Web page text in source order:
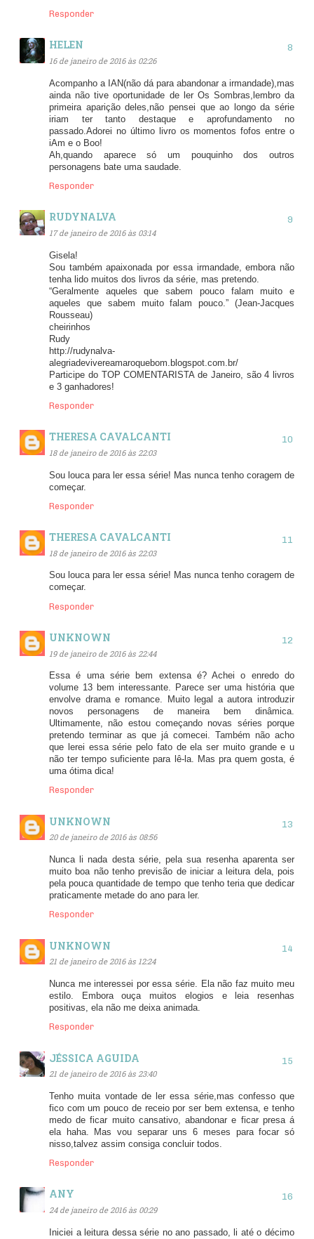
Responder
HELEN
16 de janeiro de 2016 às 02:26
Acompanho a IAN(não dá para abandonar a irmandade),mas
ainda não tive oportunidade de ler Os Sombras,lembro da
primeira aparição deles,não pensei que ao longo da série
iriam ter tanto destaque e aprofundamento no
passado.Adorei no último livro os momentos fofos entre o
iAm e o Boo!
Ah,quando aparece só um pouquinho dos outros
personagens bate uma saudade.
Responder
RUDYNALVA
17 de janeiro de 2016 às 03:14
Gisela!
Sou também apaixonada por essa irmandade, embora não
tenha lido muitos dos livros da série, mas pretendo.
“Geralmente aqueles que sabem pouco falam muito e
aqueles que sabem muito falam pouco.” (Jean-Jacques
Rousseau)
cheirinhos
Rudy
http://rudynalva-
alegriadevivereamaroquebom.blogspot.com.br/
Participe do TOP COMENTARISTA de Janeiro, são 4 livros
e 3 ganhadores!
Responder
THERESA CAVALCANTI
18 de janeiro de 2016 às 22:03
Sou louca para ler essa série! Mas nunca tenho coragem de
começar.
Responder
THERESA CAVALCANTI
18 de janeiro de 2016 às 22:03
Sou louca para ler essa série! Mas nunca tenho coragem de
começar.
Responder
UNKNOWN
19 de janeiro de 2016 às 22:44
Essa é uma série bem extensa é? Achei o enredo do
volume 13 bem interessante. Parece ser uma história que
envolve drama e romance. Muito legal a autora introduzir
novos personagens de maneira bem dinâmica.
Ultimamente, não estou começando novas séries porque
pretendo terminar as que já comecei. Também não acho
que lerei essa série pelo fato de ela ser muito grande e u
não ter tempo suficiente para lê-la. Mas pra quem gosta, é
uma ótima dica!
Responder
UNKNOWN
20 de janeiro de 2016 às 08:56
Nunca li nada desta série, pela sua resenha aparenta ser
muito boa não tenho previsão de iniciar a leitura dela, pois
pela pouca quantidade de tempo que tenho teria que dedicar
praticamente metade do ano para ler.
Responder
UNKNOWN
21 de janeiro de 2016 às 12:24
Nunca me interessei por essa série. Ela não faz muito meu
estilo. Embora ouça muitos elogios e leia resenhas
positivas, ela não me deixa animada.
Responder
JÉSSICA AGUIDA
21 de janeiro de 2016 às 23:40
Tenho muita vontade de ler essa série,mas confesso que
fico com um pouco de receio por ser bem extensa, e tenho
medo de ficar muito cansativo, abandonar e ficar presa á
ela haha. Mas vou separar uns 6 meses para focar só
nisso,talvez assim consiga concluir todos.
Responder
ANY
24 de janeiro de 2016 às 00:29
Iniciei a leitura dessa série no ano passado, li até o décimo